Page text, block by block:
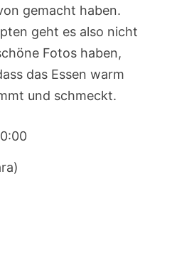
gemacht haben.
geht es also nicht
Fotos haben,
das Essen warm
und schmeckt.